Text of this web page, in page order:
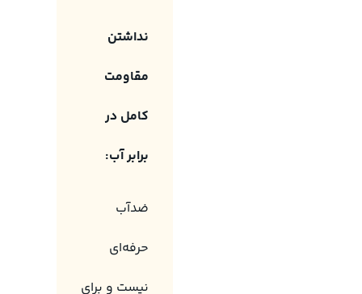
نداشتن
مقاومت
کامل در
برابر آب:
ضدآب
حرفه‌ای
نیست و برای